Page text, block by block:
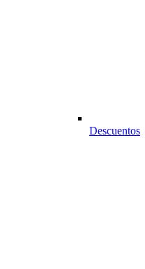
Descuentos